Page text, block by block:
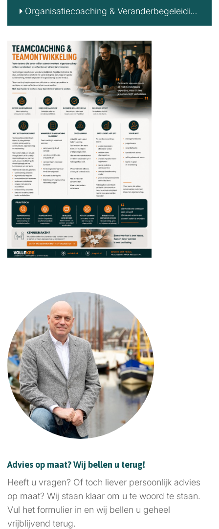
Organisatiecoaching & Veranderbegeleiding
Advies op maat? Wij bellen u terug!
Heeft u vragen? Of toch liever persoonlijk advies
op maat? Wij staan klaar om u te woord te staan.
Vul het formulier in en wij bellen u geheel
vrijblijvend terug.